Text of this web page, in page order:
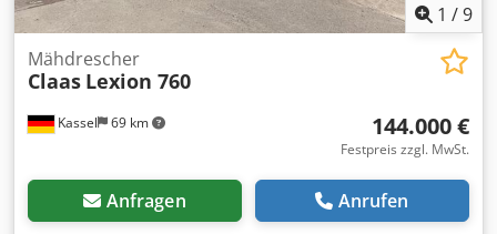
1 /9
Kassel 69 km
Mähdrescher
Claas Lexion 760
144.000 €
Festpreis zzgl. MwSt.
Anfragen Anrufen